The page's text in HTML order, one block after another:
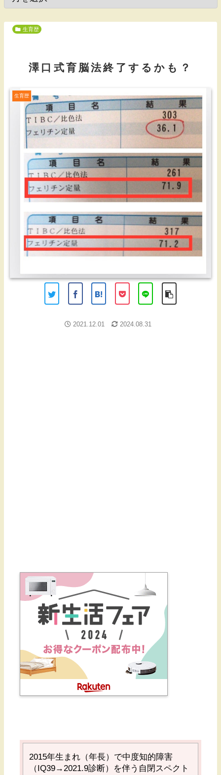
生育歴
澤口式育脳法終了するかも？
生育歴
2024.08.31
2021.12.01
2015年生まれ（年長）で中度知的障害
（IQ39→2021.9診断）を伴う自閉スペクト